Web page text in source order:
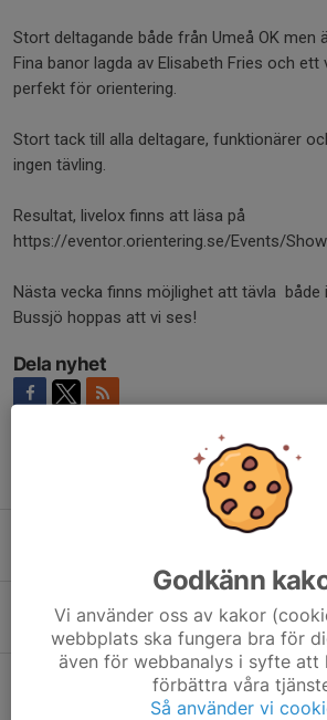
Stort deltagande både från Umeå OK men
Fina banor lagda av Elisabeth Fries och
perfekt för orientering.
Stort tack till alla deltagare, funktionärer
ingen tävling.
Resultat, livelox finns att läsa på
https://eventor.orientering.se/Events/
Nästa vecka finns möjlighet att tävla både
Bussjö hoppas att vi ses!
Dela nyhet
Stafett-DM - anmäl intresse
Fullt ös med träningar igen
Igår, 16:40
25-manna 9-11 oktober i
3 aug, 15:56
Godkänn
Vi använder oss av kakor
webbplats ska fungera bra för
även för webbanalys i syfte att
förbättra våra
Så använder vi